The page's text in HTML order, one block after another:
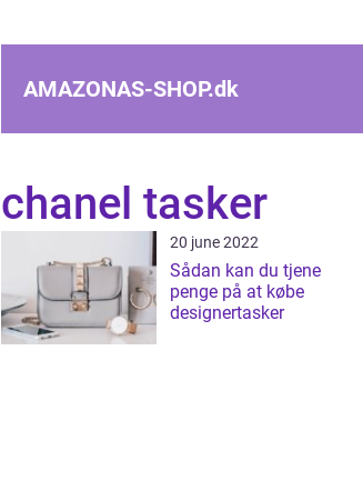
AMAZONAS-SHOP.dk
chanel tasker
20 june 2022
Sådan kan du tjene
penge på at købe
designertasker